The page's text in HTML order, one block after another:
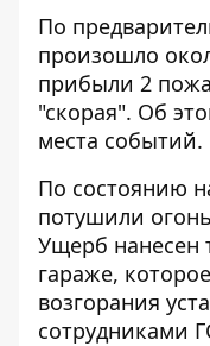
По
произошло
прибыли 2
"скорая". Об
места событий.
По состоянию
потушили
Ущерб нанесен
гараже,
возгорания
сотрудниками